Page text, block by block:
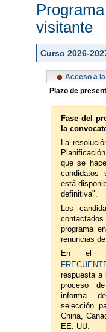
visitante
Curso 2026-
Acceso a
Plazo de
Fase del
la
La
que se
candidatos
está
definitiva".
Los
programa
renuncias
En el
respuesta a
proceso
informa
selección
China,
EE. UU.